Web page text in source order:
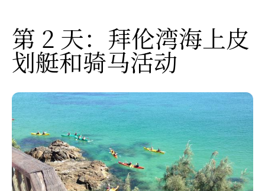
第 2 天：拜伦湾海上皮
划艇和骑马活动